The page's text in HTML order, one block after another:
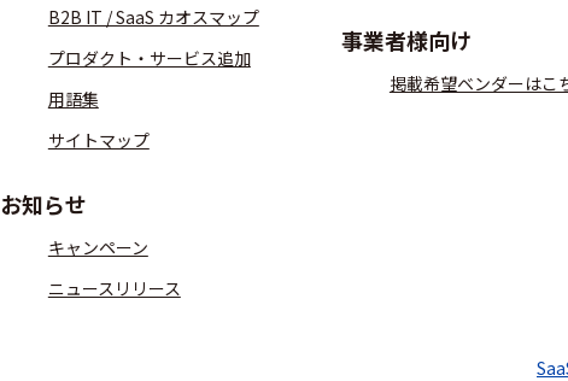
B2B IT / SaaS カオスマップ
プロダクト・サービス追加
用語集
サイトマップ
お知らせ
キャンペーン
ニュースリリース
事業者様向け
掲載希望ベンダーはこ